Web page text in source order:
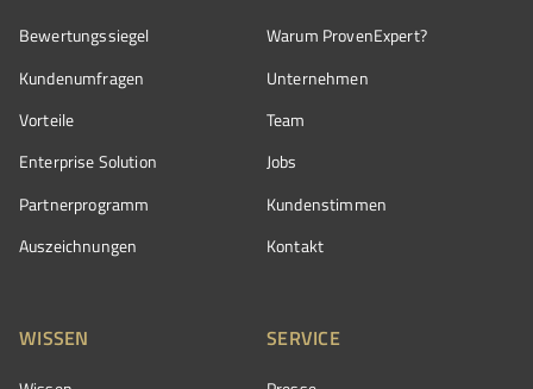
Bewertungssiegel
Kundenumfragen
Vorteile
Enterprise Solution
Partnerprogramm
Auszeichnungen
Warum ProvenExpert?
Unternehmen
Team
Jobs
Kundenstimmen
Kontakt
WISSEN SERVICE